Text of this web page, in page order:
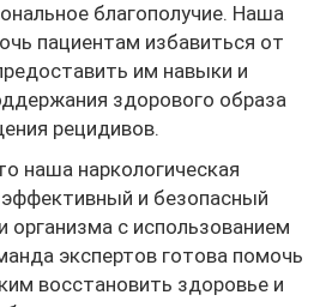
благополучие. Наша
пациентам избавиться от
им навыки и
здорового образа
рецидивов.
наша наркологическая
эффективный и безопасный
организма с использованием
экспертов готова помочь
восстановить здоровье и